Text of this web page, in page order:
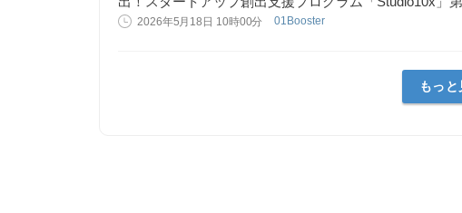
2026年5月18日 10時00分 01Booster
もっと